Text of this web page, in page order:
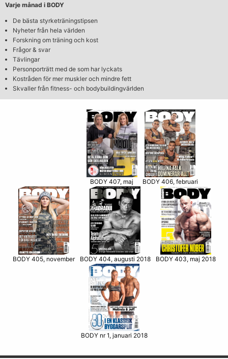
Varje månad i BODY
De bästa styrketräningstipsen
Nyheter från hela världen
Forskning om träning och kost
Frågor & svar
Tävlingar
Personporträtt med de som har lyckats
Kostråden för mer muskler och mindre fett
Skvaller från fitness- och bodybuildingvärlden
BODY 407, maj BODY 406, februari
BODY 405, november BODY 404, augusti 2018 BODY 403, maj 2018
BODY nr 1, januari 2018